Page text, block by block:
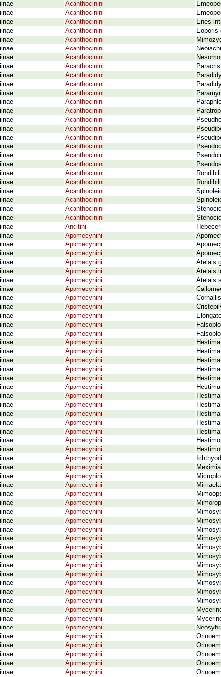
Acanthocinini
Acanthocinini
Acanthocinini
Enes
Acanthocinini
Eoporis
Acanthocinini
Acanthocinini
Acanthocinini
Acanthocinini
Acanthocinini
Acanthocinini
Acanthocinini
Acanthocinini
Acanthocinini
Acanthocinini
Acanthocinini
Acanthocinini
Acanthocinini
Acanthocinini
Acanthocinini
Acanthocinini
Acanthocinini
Acanthocinini
Acanthocinini
Acanthocinini
Acanthocinini
Ancitini
Apomecynini
Apomecynini
Apomecynini
Apomecynini
Atelais
Apomecynini
Atelais
Apomecynini
Atelais
Apomecynini
Apomecynini
Apomecynini
Apomecynini
Apomecynini
Apomecynini
Apomecynini
Apomecynini
Apomecynini
Apomecynini
Apomecynini
Apomecynini
Apomecynini
Apomecynini
Apomecynini
Apomecynini
Apomecynini
Apomecynini
Apomecynini
Apomecynini
Apomecynini
Apomecynini
Apomecynini
Apomecynini
Apomecynini
Apomecynini
Apomecynini
Apomecynini
Apomecynini
Apomecynini
Apomecynini
Apomecynini
Apomecynini
Apomecynini
Apomecynini
Apomecynini
Apomecynini
Apomecynini
Apomecynini
Apomecynini
Apomecynini
Apomecynini
Apomecynini
Apomecynini